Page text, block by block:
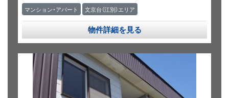
マンション・アパート 文京台（江別）エリア
物件詳細を見る